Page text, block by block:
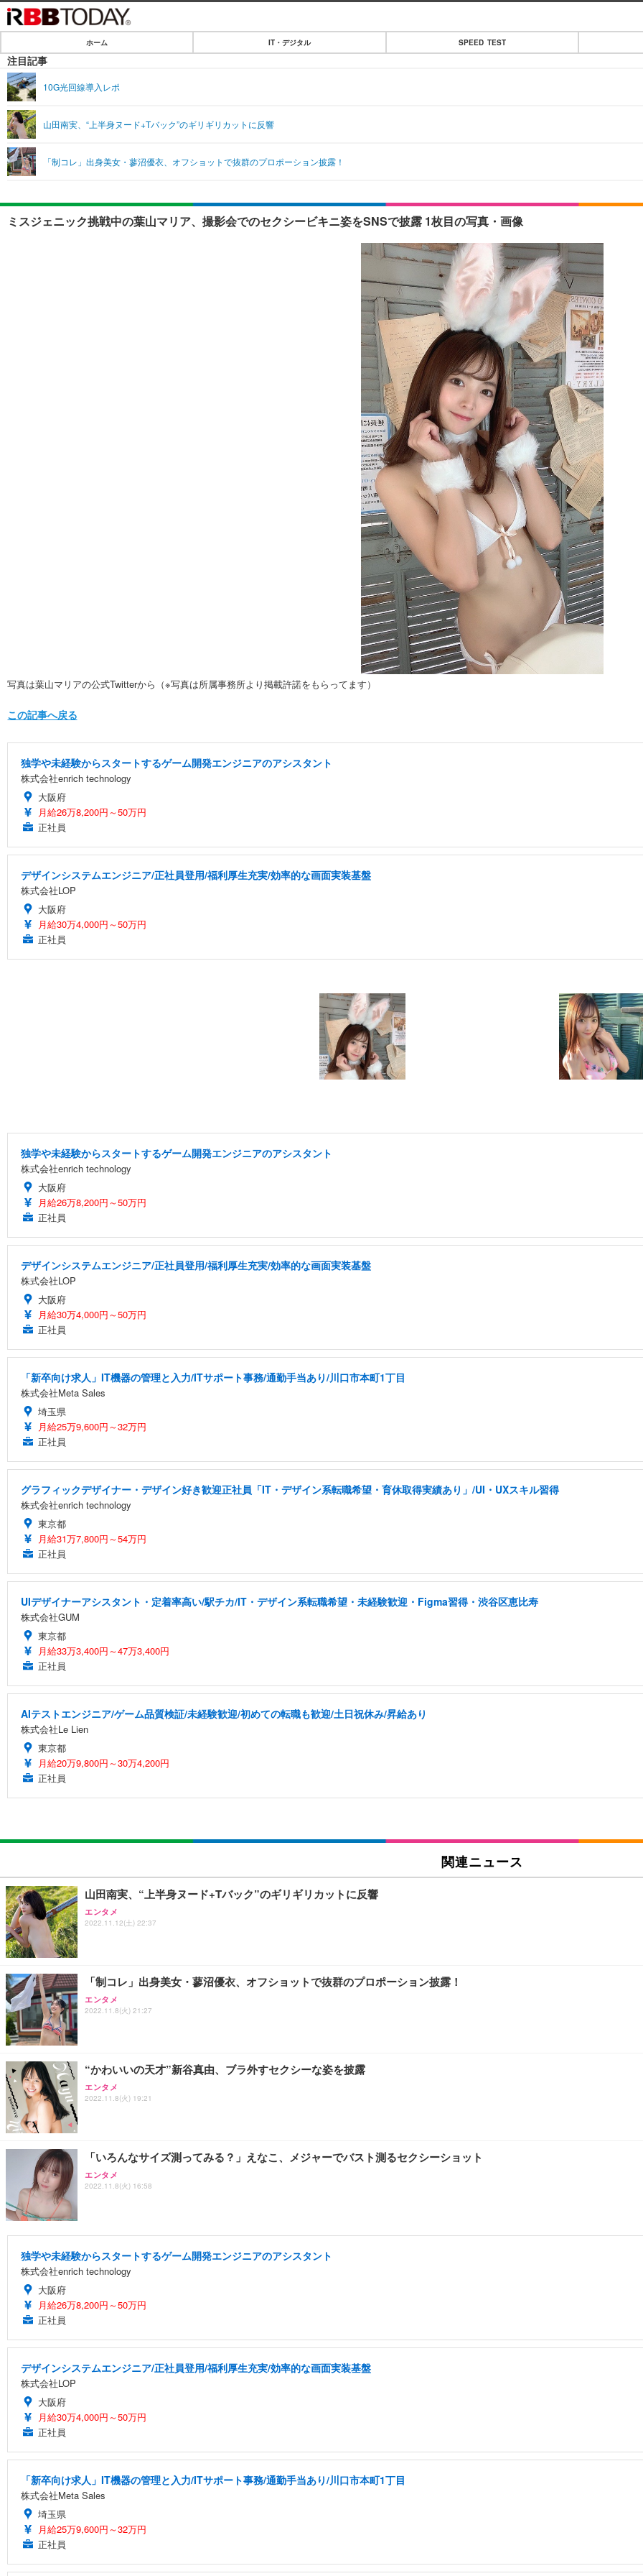
IT・デジタル
ショッピング
SPEED TEST
エンタメ
エンタメTOP
音楽
ライフ
ライフTOP
ペット
リリース一覧
ホーム IT・デジタル SPEED TEST
注目記事
10G光回線導入レポ
山田南実、“上半身ヌード+Tバック”のギリギリカットに反響
「制コレ」出身美女・蓼沼優衣、オフショットで抜群のプロポーション披露！
ミスジェニック挑戦中の葉山マリア、撮影会でのセクシービキニ姿をSNSで披露 1枚目の写真・画像
写真は葉山マリアの公式Twitterから（※写真は所属事務所より掲載許諾をもらってます）
この記事へ戻る
独学や未経験からスタートするゲーム開発エンジニアのアシスタント
株式会社enrich technology
大阪府
月給26万8,200円～50万円
正社員
デザインシステムエンジニア/正社員登用/福利厚生充実/効率的な画面実装基盤
株式会社LOP
大阪府
月給30万4,000円～50万円
正社員
独学や未経験からスタートするゲーム開発エンジニアのアシスタント
株式会社enrich technology
大阪府
月給26万8,200円～50万円
正社員
デザインシステムエンジニア/正社員登用/福利厚生充実/効率的な画面実装基盤
株式会社LOP
大阪府
月給30万4,000円～50万円
正社員
「新卒向け求人」IT機器の管理と入力/ITサポート事務/通勤手当あり/川口市本町1丁目
株式会社Meta Sales
埼玉県
月給25万9,600円～32万円
正社員
グラフィックデザイナー・デザイン好き歓迎正社員「IT・デザイン系転職希望・育休取得実績あり」/UI・UXスキル習得
株式会社enrich technology
東京都
月給31万7,800円～54万円
正社員
UIデザイナーアシスタント・定着率高い/駅チカ/IT・デザイン系転職希望・未経験歓迎・Figma習得・渋谷区恵比寿
株式会社GUM
東京都
月給33万3,400円～47万3,400円
正社員
AIテストエンジニア/ゲーム品質検証/未経験歓迎/初めての転職も歓迎/土日祝休み/昇給あり
株式会社Le Lien
東京都
月給20万9,800円～30万4,200円
正社員
関連ニュース
山田南実、“上半身ヌード+Tバック”のギリギリカットに反響
エンタメ
2022.11.12(土) 22:37
「制コレ」出身美女・蓼沼優衣、オフショットで抜群のプロポーション披露！
エンタメ
2022.11.8(火) 21:27
“かわいいの天才”新谷真由、ブラ外すセクシーな姿を披露
エンタメ
2022.11.8(火) 19:21
「いろんなサイズ測ってみる？」えなこ、メジャーでバスト測るセクシーショット
エンタメ
2022.11.8(火) 16:58
独学や未経験からスタートするゲーム開発エンジニアのアシスタント
株式会社enrich technology
大阪府
月給26万8,200円～50万円
正社員
デザインシステムエンジニア/正社員登用/福利厚生充実/効率的な画面実装基盤
株式会社LOP
大阪府
月給30万4,000円～50万円
正社員
「新卒向け求人」IT機器の管理と入力/ITサポート事務/通勤手当あり/川口市本町1丁目
株式会社Meta Sales
埼玉県
月給25万9,600円～32万円
正社員